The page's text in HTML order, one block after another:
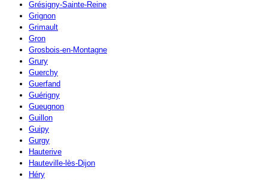
Grésigny-Sainte-Reine
Grignon
Grimault
Gron
Grosbois-en-Montagne
Grury
Guerchy
Guerfand
Guérigny
Gueugnon
Guillon
Guipy
Gurgy
Hauterive
Hauteville-lès-Dijon
Héry